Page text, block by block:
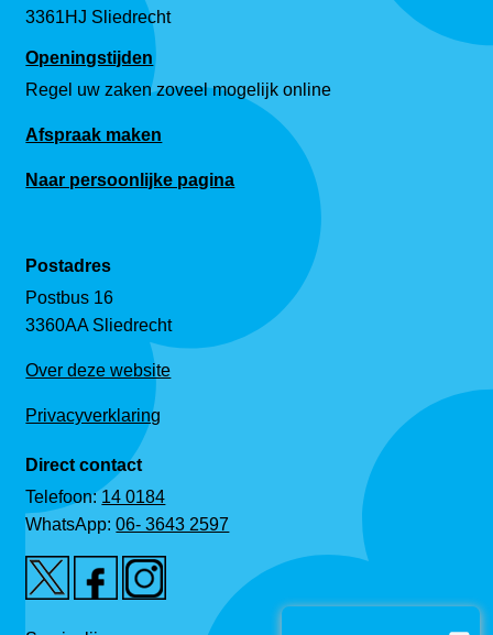
3361HJ Sliedrecht
Openingstijden
Regel uw zaken zoveel mogelijk online
Afspraak maken
Naar persoonlijke pagina
Postadres
Postbus 16
3360AA Sliedrecht
Over deze website
Privacyverklaring
Direct contact
Telefoon:14 0184
WhatsApp:06- 3643 2597